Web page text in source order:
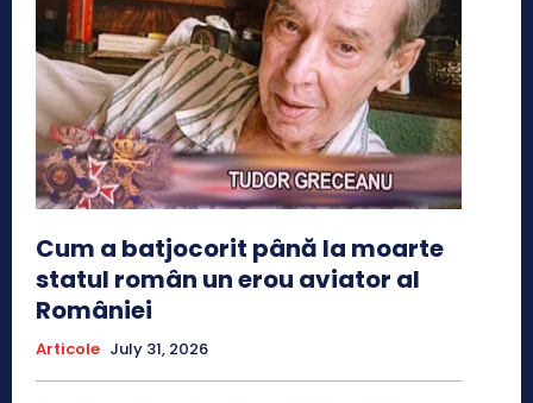
Cum a batjocorit până la moarte
statul român un erou aviator al
României
Articole July 31, 2026